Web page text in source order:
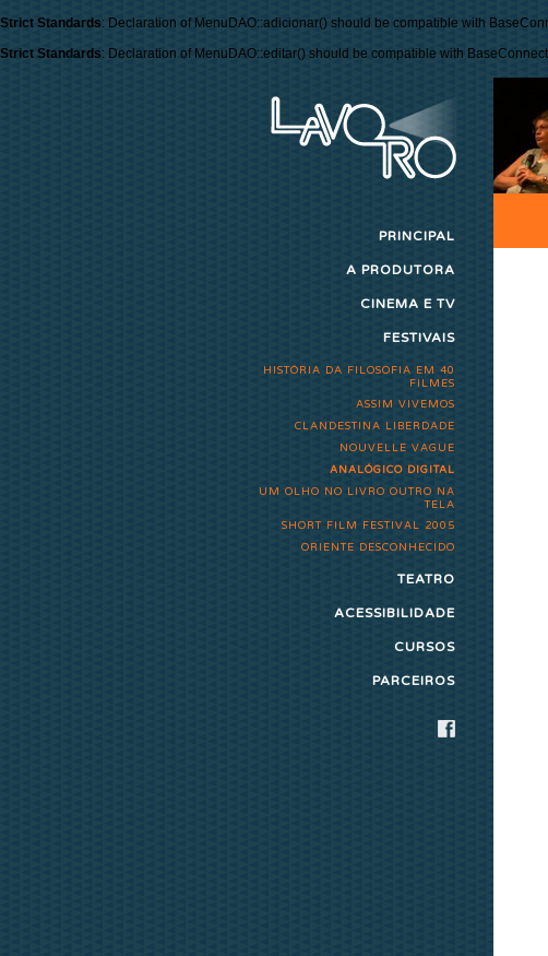
Strict Standards: Declaration of MenuDAO::adicionar() should be compatible with
Strict Standards: Declaration of MenuDAO::editar() should be compatible with
PRINCIPAL
A PRODUTORA
CINEMA E TV
FESTIVAIS
HISTÓRIA DA FILOSOFIA EM 40
FILMES
ASSIM VIVEMOS
CLANDESTINA LIBERDADE
NOUVELLE VAGUE
ANALÓGICO DIGITAL
UM OLHO NO LIVRO OUTRO NA
TELA
SHORT FILM FESTIVAL 2005
ORIENTE DESCONHECIDO
TEATRO
ACESSIBILIDADE
CURSOS
PARCEIROS